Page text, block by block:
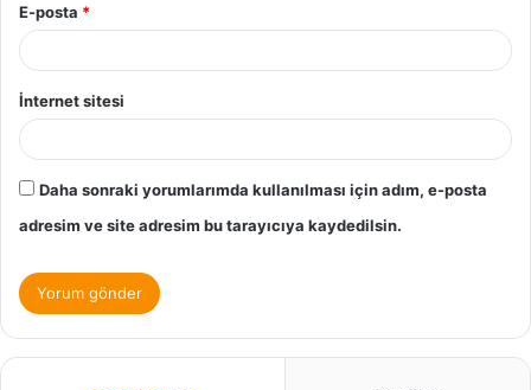
E-posta *
İnternet sitesi
Daha sonraki yorumlarımda kullanılması için adım, e-posta
adresim ve site adresim bu tarayıcıya kaydedilsin.